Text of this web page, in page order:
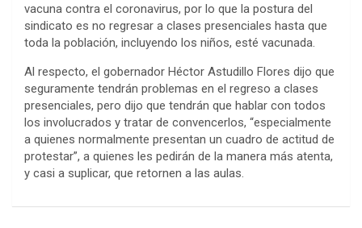
vacuna contra el coronavirus, por lo que la postura del
sindicato es no regresar a clases presenciales hasta que
toda la población, incluyendo los niños, esté vacunada.
Al respecto, el gobernador Héctor Astudillo Flores dijo que
seguramente tendrán problemas en el regreso a clases
presenciales, pero dijo que tendrán que hablar con todos
los involucrados y tratar de convencerlos, “especialmente
a quienes normalmente presentan un cuadro de actitud de
protestar”, a quienes les pedirán de la manera más atenta,
y casi a suplicar, que retornen a las aulas.